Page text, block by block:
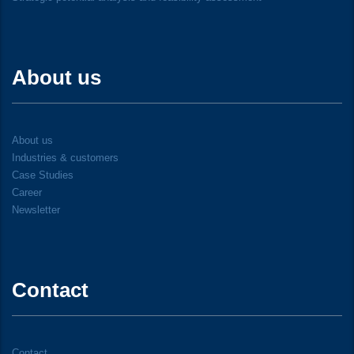
About us
About us
Industries & customers
Case Studies
Career
Newsletter
Contact